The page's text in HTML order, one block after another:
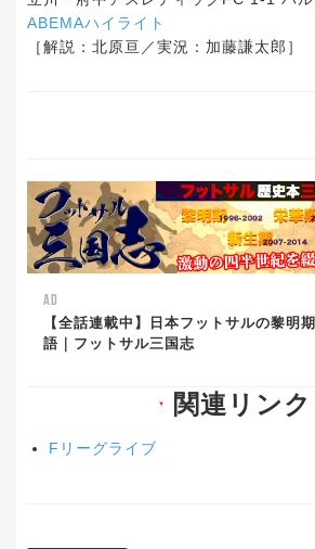
ABEMAハイライト
［解説：北原亘／実況：加藤謙太郎］
AD
【全話連載中】日本フットサルの黎明
語｜フットサル三国志
▼ 関連リンク
Fリーグライブ